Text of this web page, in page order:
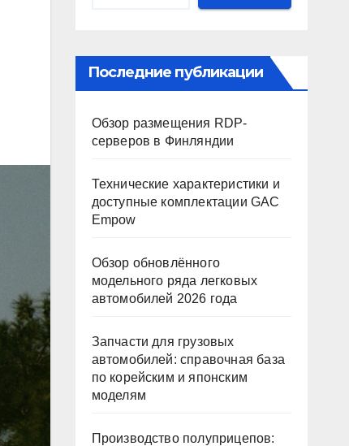
Последние публикации
Обзор размещения RDP-
серверов в Финляндии
Технические характеристики и
доступные комплектации GAC
Empow
Обзор обновлённого
модельного ряда легковых
автомобилей 2026 года
Запчасти для грузовых
автомобилей: справочная база
по корейским и японским
моделям
Производство полуприцепов: